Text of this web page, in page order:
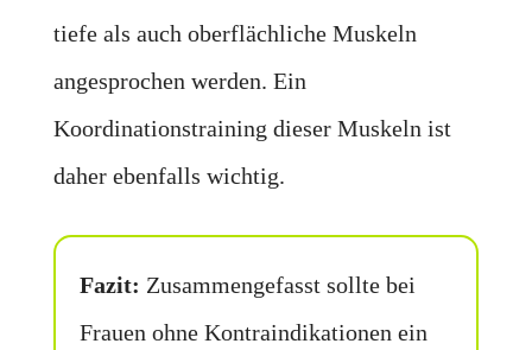
tiefe als auch oberflächliche Muskeln
angesprochen werden. Ein
Koordinationstraining dieser Muskeln ist
daher ebenfalls wichtig.
Fazit: Zusammengefasst sollte bei
Frauen ohne Kontraindikationen ein